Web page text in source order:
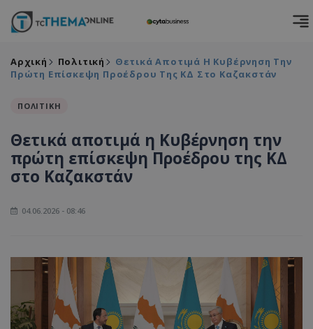
Αρχική Πολιτική
Θετικά Αποτιμά Η Κυβέρνηση Την
Πρώτη Επίσκεψη Προέδρου Της ΚΔ Στο Καζακστάν
ΠΟΛΙΤΙΚΗ
Θετικά αποτιμά η Κυβέρνηση την
πρώτη επίσκεψη Προέδρου της ΚΔ
στο Καζακστάν
04.06.2026 - 08:46